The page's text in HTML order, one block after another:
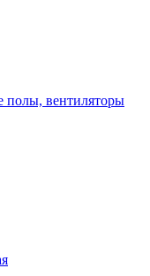
полы, вентиляторы